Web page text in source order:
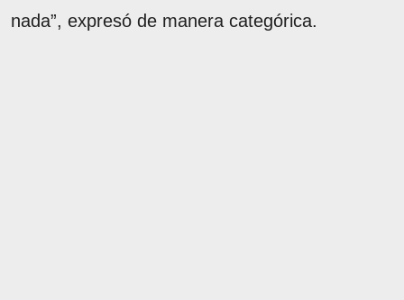
nada”, expresó de manera categórica.